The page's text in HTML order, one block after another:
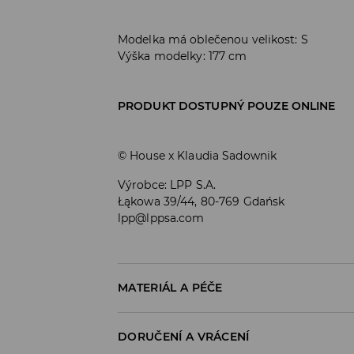
Modelka má oblečenou velikost: S
Výška modelky: 177 cm
PRODUKT DOSTUPNÝ POUZE ONLINE
© House x Klaudia Sadownik
Výrobce: LPP S.A.
Łąkowa 39/44, 80-769 Gdańsk
lpp@lppsa.com
MATERIÁL A PÉČE
PRVNÍ MATERIÁL: 97% POLYESTER, 3% ELASTAN
DORUČENÍ A VRÁCENÍ